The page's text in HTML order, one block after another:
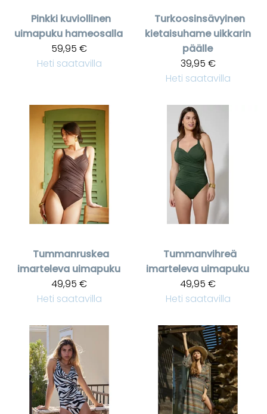
Pinkki kuviollinen
uimapuku hameosalla
59,95 €
Heti saatavilla
Turkoosinsävyinen
kietaisuhame uikkarin
päälle
39,95 €
Heti saatavilla
Tummanruskea
imarteleva uimapuku
49,95 €
Heti saatavilla
Tummanvihreä
imarteleva uimapuku
49,95 €
Heti saatavilla